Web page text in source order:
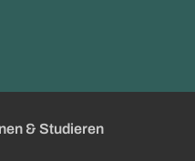
& Studieren